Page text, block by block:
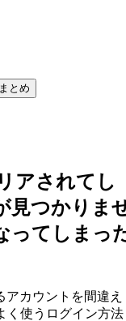
とめ
アされてし
見つかりま
ってしまっ
カウントを間違え
く使うログイン方法